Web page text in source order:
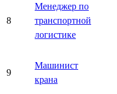
8
Менеджер по
транспортной
логистике
9
Машинист
крана